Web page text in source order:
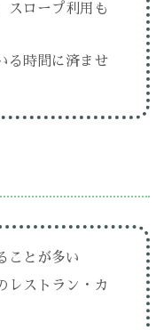
スロープ利用も
る時間に済ませ
ことが多い
レストラン・カ